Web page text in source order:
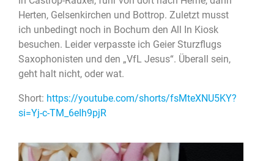
Herten, Gelsenkirchen und Bottrop. Zuletzt musst
ich unbedingt noch in Bochum den All In Kiosk
besuchen. Leider verpasste ich Geier Sturzflugs
Saxophonisten und den „VfL Jesus“. Überall sein,
geht halt nicht, oder wat.
Short: https://youtube.com/shorts/fsMteXNU5KY?
si=Yj-c-TM_6eIh9pjR